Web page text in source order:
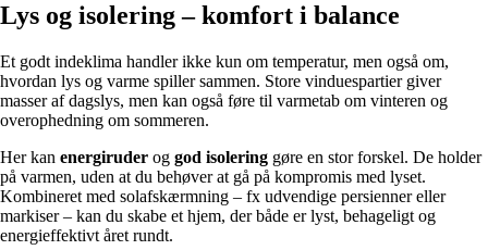
Lys og isolering – komfort i balance
Et godt indeklima handler ikke kun om temperatur, men også om,
hvordan lys og varme spiller sammen. Store vinduespartier giver
masser af dagslys, men kan også føre til varmetab om vinteren og
overophedning om sommeren.
Her kan energiruder og god isolering gøre en stor forskel. De holder
på varmen, uden at du behøver at gå på kompromis med lyset.
Kombineret med solafskærmning – fx udvendige persienner eller
markiser – kan du skabe et hjem, der både er lyst, behageligt og
energieffektivt året rundt.